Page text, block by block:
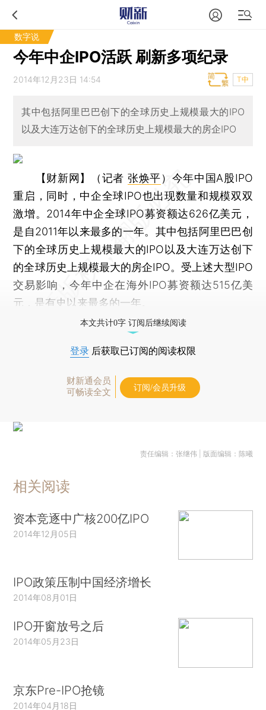
数字说
今年中企IPO活跃 刷新多项纪录
2014年12月23日 14:54 T中
其中包括阿里巴巴创下的全球历史上规模最大的IPO
以及大连万达创下的全球历史上规模最大的房企IPO
【财新网】（记者 张焕平） 今年中国A股IPO
重启，同时，中企全球IPO也出现数量和规模双双
激增。2014年中企全球IPO募资额达626亿美元，
是自2011年以来最多的一年。其中包括阿里巴巴创
下的全球历史上规模最大的IPO以及大连万达创下
的全球历史上规模最大的房企IPO。受上述大型IPO
交易影响，今年中企在海外IPO募资额达515亿美
元，是有史以来最多的一年。
本文共计0字 订阅后继续阅读
登录 后获取已订阅的阅读权限
财新通会员
可畅读全文
订阅/会员升级
责任编辑：张继伟 | 版面编辑：陈曦
相关阅读
资本竞逐中广核200亿IPO
2014年12月05日
IPO政策压制中国经济增长
2014年08月01日
IPO开窗放号之后
2014年05月23日
京东Pre-IPO抢镜
2014年04月18日